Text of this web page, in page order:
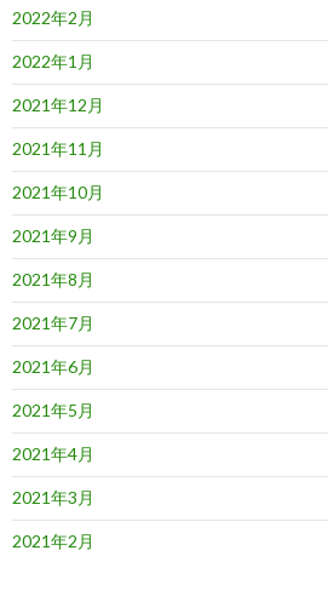
2022年2月
2022年1月
2021年12月
2021年11月
2021年10月
2021年9月
2021年8月
2021年7月
2021年6月
2021年5月
2021年4月
2021年3月
2021年2月